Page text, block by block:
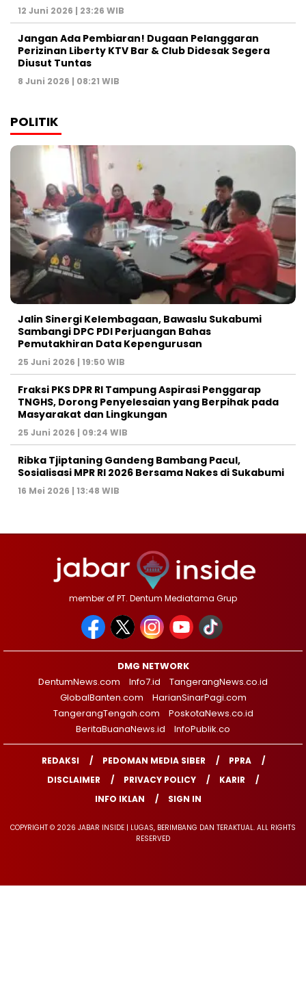
12 Juni 2026 | 23:26 WIB
Jangan Ada Pembiaran! Dugaan Pelanggaran
Perizinan Liberty KTV Bar & Club Didesak Segera
Diusut Tuntas
8 Juni 2026 | 08:21 WIB
POLITIK
Jalin Sinergi Kelembagaan, Bawaslu Sukabumi
Sambangi DPC PDI Perjuangan Bahas
Pemutakhiran Data Kepengurusan
25 Juni 2026 | 19:50 WIB
‎Fraksi PKS DPR RI Tampung Aspirasi Penggarap
TNGHS, Dorong Penyelesaian yang Berpihak pada
Masyarakat dan Lingkungan‎
25 Juni 2026 | 09:24 WIB
Ribka Tjiptaning Gandeng Bambang Pacul,
Sosialisasi MPR RI 2026 Bersama Nakes di Sukabumi
16 Mei 2026 | 13:48 WIB
member of PT. Dentum Mediatama Grup
DMG NETWORK
DentumNews.com
Info7.id
TangerangNews.co.id
GlobalBanten.com
HarianSinarPagi.com
TangerangTengah.com
PoskotaNews.co.id
BeritaBuanaNews.id
InfoPublik.co
REDAKSI PEDOMAN MEDIA SIBER
PPRA
DISCLAIMER
PRIVACY POLICY
KARIR
INFO IKLAN
SIGN IN
COPYRIGHT © 2026 JABAR INSIDE | LUGAS, BERIMBANG DAN TERAKTUAL. ALL RIGHTS
RESERVED